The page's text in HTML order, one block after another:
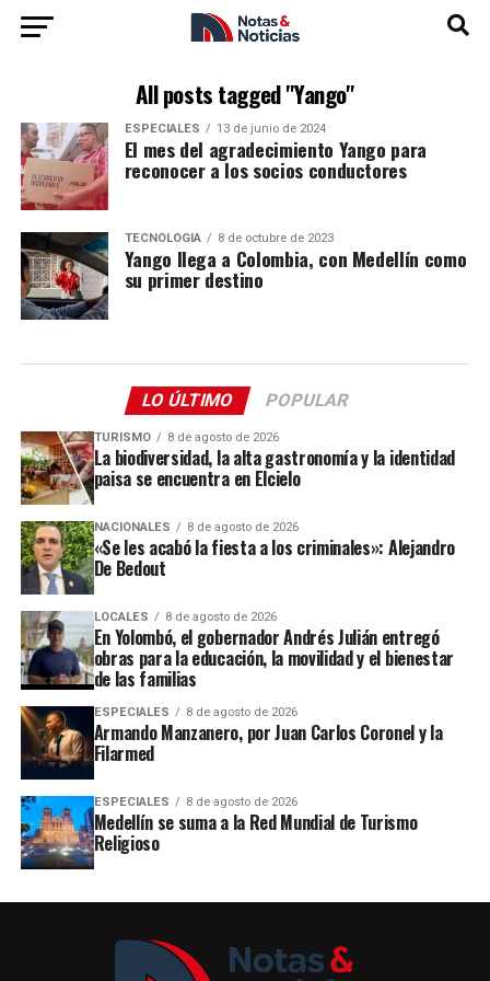
All posts tagged "Yango"
ESPECIALES 13 de junio de 2024
El mes del agradecimiento Yango para
reconocer a los socios conductores
TECNOLOGÍA 8 de octubre de 2023
Yango llega a Colombia, con Medellín como
su primer destino
LO ÚLTIMO POPULAR
TURISMO 8 de agosto de 2026
La biodiversidad, la alta gastronomía y la identidad
paisa se encuentra en Elcielo
NACIONALES 8 de agosto de 2026
«Se les acabó la fiesta a los criminales»: Alejandro
De Bedout
LOCALES 8 de agosto de 2026
En Yolombó, el gobernador Andrés Julián entregó
obras para la educación, la movilidad y el bienestar
de las familias
ESPECIALES 8 de agosto de 2026
Armando Manzanero, por Juan Carlos Coronel y la
Filarmed
ESPECIALES 8 de agosto de 2026
Medellín se suma a la Red Mundial de Turismo
Religioso